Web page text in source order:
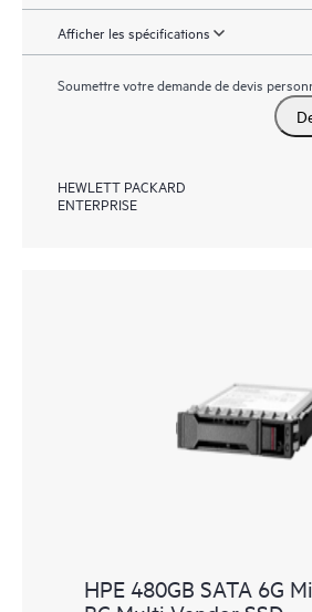
Afficher les spécifications
Soumettre votre demande de devis
HEWLETT PACKARD
ENTERPRISE
HPE 480GB SATA 6G